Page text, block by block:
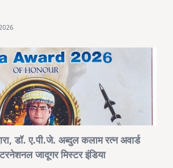
डॉ. ए.पी.जे. अब्दुल कलाम रत्न अवार्ड
जादूगर मिस्टर इंडिया